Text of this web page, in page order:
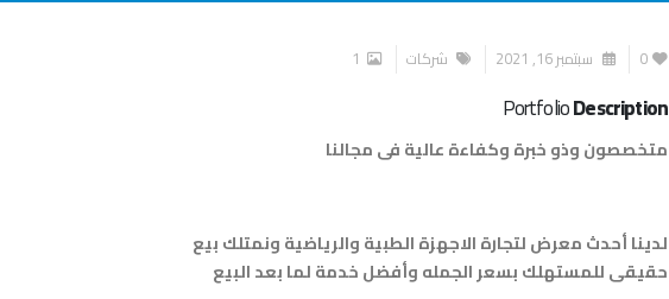
0 سبتمبر 16, 2021 شركات
PortfolioDescription
متخصصون وذو خبرة وكفاءة عالية فى مجالنا
لدينا أحدث معرض لتجارة الاجهزة الطبية والرياضية ونمتلك بيع
حقيقى للمستهلك بسعر الجمله وأفضل خدمة لما بعد البيع